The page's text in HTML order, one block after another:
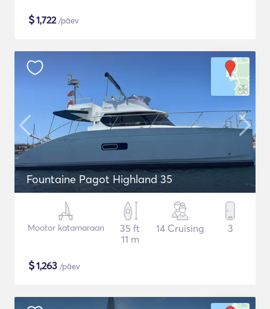
$1,722/päev
Fountaine Pagot Highland 35
Mootor katamaraan
35 ft
11 m
14 Cruising 3
$1,263 /päev